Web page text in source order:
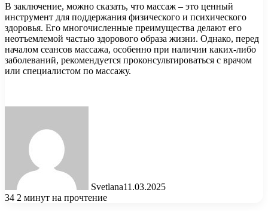
В заключение, можно сказать, что массаж – это ценный
инструмент для поддержания физического и психического
здоровья. Его многочисленные преимущества делают его
неотъемлемой частью здорового образа жизни. Однако, перед
началом сеансов массажа, особенно при наличии каких-либо
заболеваний, рекомендуется проконсультироваться с врачом
или специалистом по массажу.
Svetlana11.03.2025
34 2 минут на прочтение